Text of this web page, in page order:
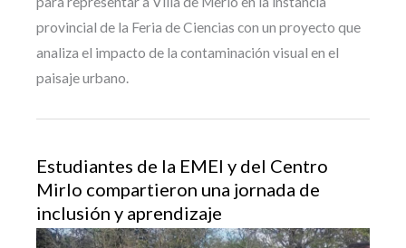
provincial de la Feria de Ciencias con un proyecto que
analiza el impacto de la contaminación visual en el
paisaje urbano.
Estudiantes de la EMEI y del Centro
Mirlo compartieron una jornada de
inclusión y aprendizaje